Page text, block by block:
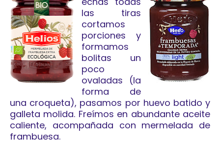
las tiras
cortamos
porciones y
formamos
bolitas un
poco
ovaladas (la
forma de
una croqueta), pasamos por huevo batido y
galleta molida. Freímos en abundante aceite
caliente, acompañada con mermelada de
frambuesa.